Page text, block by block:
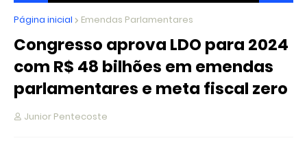
JORNALISMO INDEPENDENTE, TRANSPARENTE E
CRÍTICO
Página inicial Emendas Parlamentares
Congresso aprova LDO para 2024
com R$ 48 bilhões em emendas
parlamentares e meta fiscal zero
Junior Pentecoste